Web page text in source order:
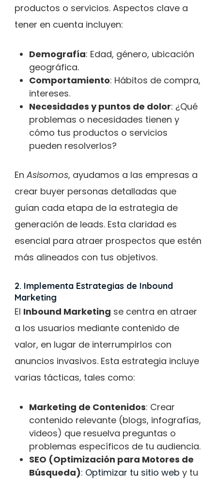
productos o servicios. Aspectos clave a
tener en cuenta incluyen:
Demografía: Edad, género, ubicación
geográfica.
Comportamiento: Hábitos de compra,
intereses.
Necesidades y puntos de dolor: ¿Qué
problemas o necesidades tienen y
cómo tus productos o servicios
pueden resolverlos?
En Asisomos, ayudamos a las empresas a
crear buyer personas detalladas que
guían cada etapa de la estrategia de
generación de leads. Esta claridad es
esencial para atraer prospectos que estén
más alineados con tus objetivos.
2. Implementa Estrategias de Inbound
Marketing
El Inbound Marketing se centra en atraer
a los usuarios mediante contenido de
valor, en lugar de interrumpirlos con
anuncios invasivos. Esta estrategia incluye
varias tácticas, tales como:
Marketing de Contenidos: Crear
contenido relevante (blogs, infografías,
videos) que resuelva preguntas o
problemas específicos de tu audiencia.
SEO (Optimización para Motores de
Búsqueda): Optimizar tu sitio web y tu